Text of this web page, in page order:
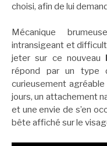
choisi, afin de lui
Mécanique
intransigeant et
jeter sur ce nouveau
répond par un type
curieusement
jours, un attachement
et une envie de s’en
bête affiché sur le